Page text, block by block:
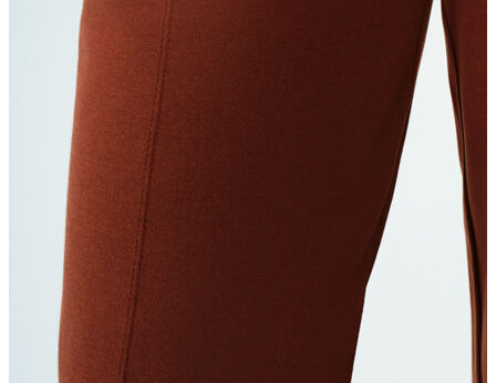
Kadın
Kadın
Öne Çıkanlar
Öne Çıkanlar
Yaz Ürünleri
İndirimdekiler
Giyim
Giyim
Jean Pantolon
Pantolon